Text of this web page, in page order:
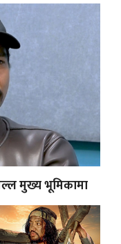
मुख्य भूमिकामा